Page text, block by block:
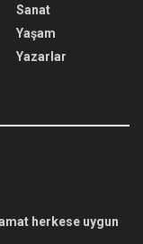
Sanat
Yaşam
Yazarlar
herkese uygun